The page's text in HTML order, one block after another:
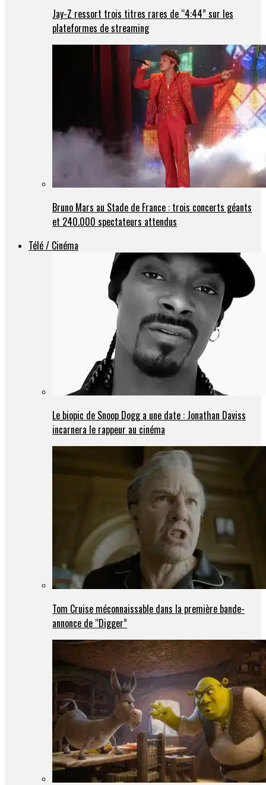
Jay-Z ressort trois titres rares de “4:44” sur les
plateformes de streaming
Bruno Mars au Stade de France : trois concerts géants
et 240.000 spectateurs attendus
Télé / Cinéma
Le biopic de Snoop Dogg a une date : Jonathan Daviss
incarnera le rappeur au cinéma
Tom Cruise méconnaissable dans la première bande-
annonce de “Digger”